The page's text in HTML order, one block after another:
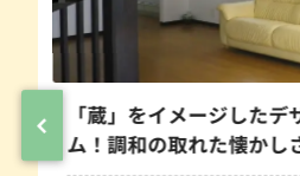
ザインリフォー
さと新しさ！